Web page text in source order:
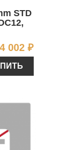
STD
002 ₽Цена